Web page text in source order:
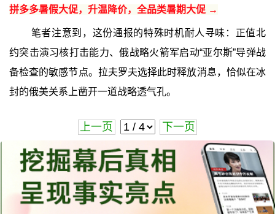
拼多多暑假大促，升温降价，全品类暑期大促 →
笔者注意到，这份通报的特殊时机耐人寻味：正值北
约突击演习核打击能力、俄战略火箭军启动“亚尔斯”导弹战
备检查的敏感节点。拉夫罗夫选择此时释放消息，恰似在冰
封的俄美关系上凿开一道战略透气孔。
上一页 下一页